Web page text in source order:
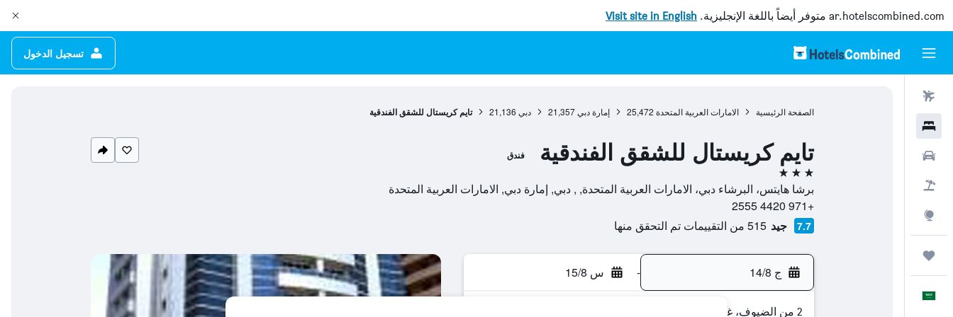
ar.hotelscombined.com متوفر أيضاً باللغة الإنجليزية. Visit site in English
تسجيل الدخول
الصفحة الرئيسية الامارات العربية المتحدة 25,472 إمارة دبي 21,357 دبي 21,136 تايم كريستال للشقق الفندقية
تايم كريستال للشقق الفندقية فندق
3 نجوم
برشا هايتس، البرشاء دبي، الامارات العربية المتحدة, , دبي, إمارة دبي, الامارات العربية المتحدة
+971 4420 2555
7.7 جيد 515 من التقييمات تم التحقق منها
ج 14/8 - س 15/8
2 من الضيوف، غرفة واحدة